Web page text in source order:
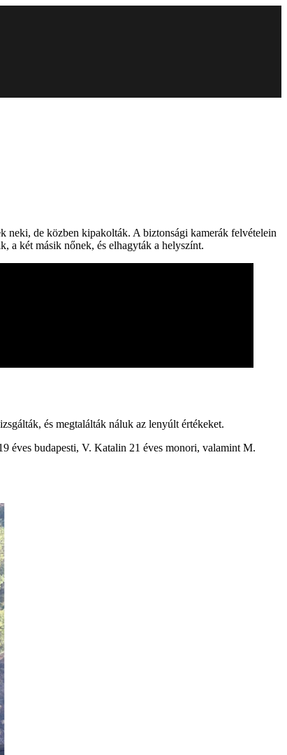
neki, de közben kipakolták. A biztonsági kamerák felvételein
a két másik nőnek, és elhagyták a helyszínt.
és megtalálták náluk az lenyúlt értékeket.
éves budapesti, V. Katalin 21 éves monori, valamint M.